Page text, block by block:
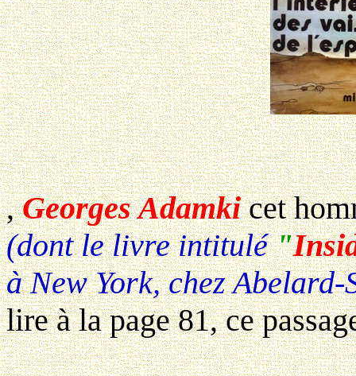
,Georges Adamkicet
(dont le livre intitulé"
à New York, chez
lire à la page 81, ce